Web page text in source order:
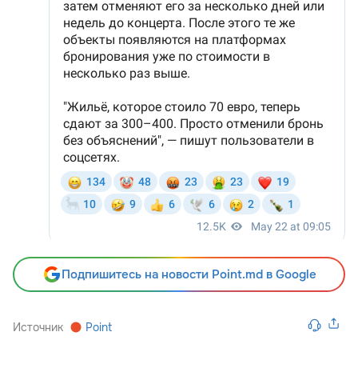
Подпишитесь на новости Point.md в Google
Источник Point